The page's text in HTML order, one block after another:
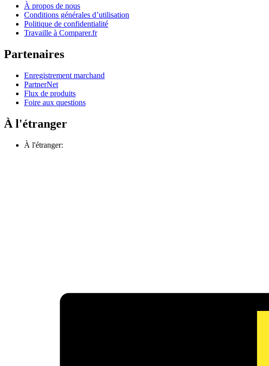
À propos de nous
Conditions générales d’utilisation
Politique de confidentialité
Travaille à Comparer.fr
Partenaires
Enregistrement marchand
PartnerNet
Flux de produits
Foire aux questions
À l'étranger
À l'étranger: